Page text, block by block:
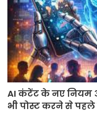
AI कंटेंट के नए
भी पोस्ट करने से पहले